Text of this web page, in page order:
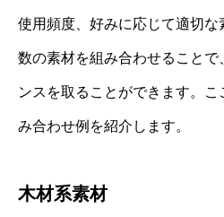
使用頻度、好みに応じて適切
数の素材を組み合わせることで
ンスを取ることができます。
み合わせ例を紹介します。
木材系素材